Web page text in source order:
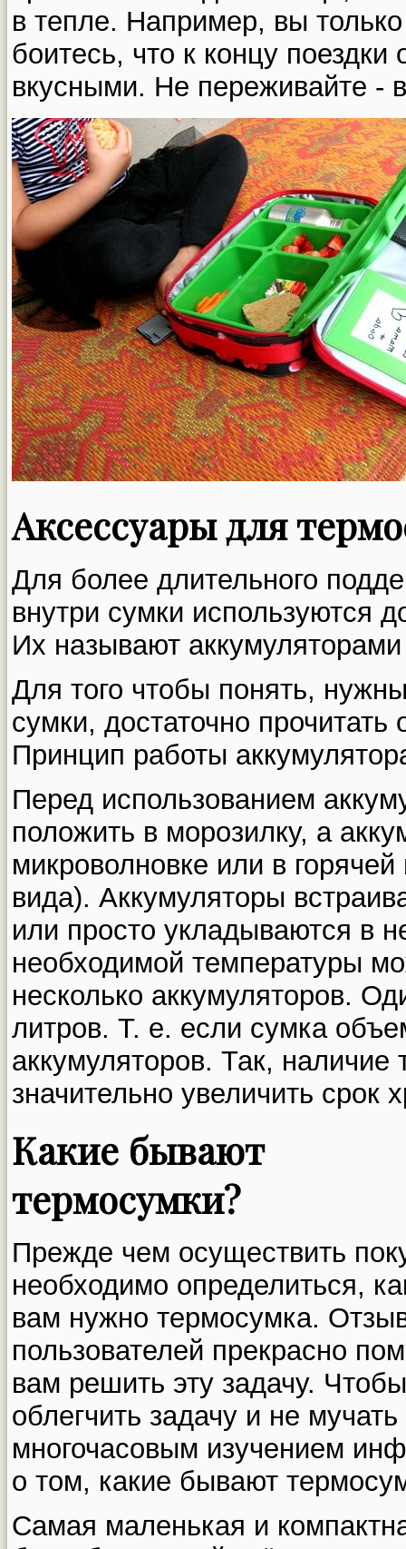
в тепле. Например, вы
боитесь, что к концу
вкусными. Не переживайте -
Аксессуары для
Для более длительного
внутри сумки используются
Их называют
Для того чтобы понять,
сумки, достаточно
Принцип работы
Перед использованием
положить в морозилку, а
микроволновке или в
вида). Аккумуляторы
или просто укладываются в
необходимой температуры
несколько аккумуляторов.
литров. Т. е. если сумка
аккумуляторов. Так, наличие
значительно увеличить срок
Какие бывают
термосумки?
Прежде чем осуществить
необходимо определиться,
вам нужно термосумка.
пользователей прекрасно
вам решить эту задачу. Чтобы
облегчить задачу и не мучать
многочасовым изучением
о том, какие бывают
Самая маленькая и